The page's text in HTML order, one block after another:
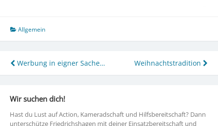
Allgemein
Beitragsnavigation
Werbung in eigner Sache… Weihnachtstradition
Wir suchen dich!
Hast du Lust auf Action, Kameradschaft und Hilfsbereitschaft? Dann
unterschütze Friedrichshagen mit deiner Einsatzbereitschaft und